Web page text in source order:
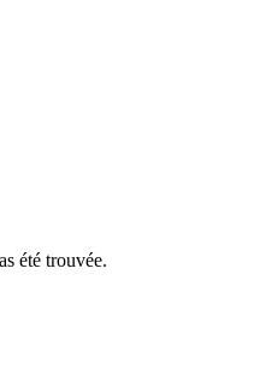
été trouvée.